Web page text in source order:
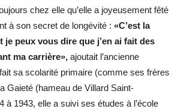
chez elle qu’elle a joyeusement fêté
à son secret de longévité : «C’est la
je peux vous dire que j’en ai fait des
ma carrière», ajoutait l’ancienne
sa scolarité primaire (comme ses frères
Gaieté (hameau de Villard Saint-
à 1943, elle a suivi ses études à l’école